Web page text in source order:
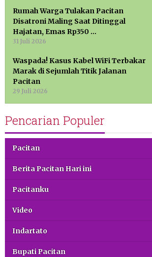
Rumah Warga Tulakan Pacitan
Disatroni Maling Saat Ditinggal
Hajatan, Emas Rp350 …
31 Juli 2026
Waspada! Kasus Kabel WiFi Terbakar
Marak di Sejumlah Titik Jalanan
Pacitan
29 Juli 2026
Pencarian Populer
Pacitan
Berita Pacitan Hari ini
Pacitanku
Video
Indartato
Bupati Pacitan